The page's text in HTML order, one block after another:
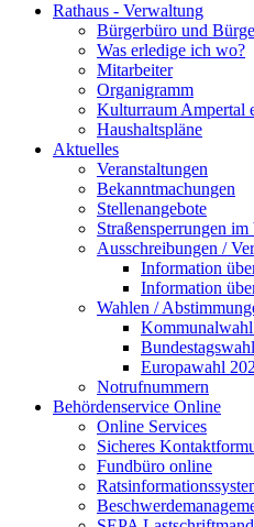
Rathaus - Verwaltung
Bürgerbüro und
Was erledige ich wo?
Mitarbeiter
Organigramm
Kulturraum Ampertal
Haushaltspläne
Aktuelles
Veranstaltungen
Bekanntmachungen
Stellenangebote
Straßensperrungen
Ausschreibungen /
Information
Information
Wahlen /
Europawahl
Notrufnummern
Behördenservice Online
Online Services
Sicheres
Fundbüro online